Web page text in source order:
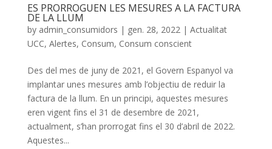
ES PRORROGUEN LES MESURES A LA FACTURA
DE LA LLUM
by admin_consumidors | gen. 28, 2022| Actualitat
UCC, Alertes, Consum, Consum conscient
Des del mes de juny de 2021, el Govern Espanyol va
implantar unes mesures amb l’objectiu de reduir la
factura de la llum. En un principi, aquestes mesures
eren vigent fins el 31 de desembre de 2021,
actualment, s’han prorrogat fins el 30 d’abril de 2022.
Aquestes...